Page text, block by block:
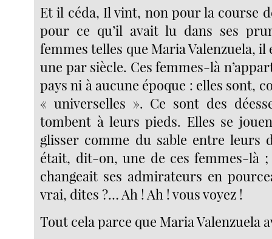
Et il céda, Il vint, non pour la course
pour ce qu’il avait lu dans ses
femmes telles que Maria Valenzuela,
une par siècle. Ces femmes-là
pays ni à aucune époque : elles sont,
« universelles ». Ce sont des
tombent à leurs pieds. Elles se
glisser comme du sable entre leurs
était, dit-on, une de ces femmes-là ;
changeait ses admirateurs en
vrai, dites ?… Ah ! Ah ! vous voyez !
Tout cela parce que Maria Valenzuela